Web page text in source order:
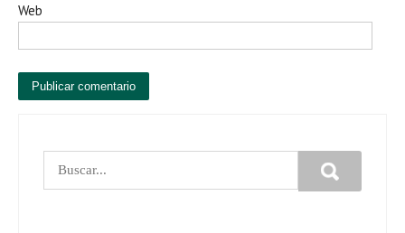
Web